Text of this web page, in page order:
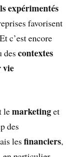
expérimentés
favorisent
c’est encore
descontextes
vie
lemarketinget
des
lesfinanciers,